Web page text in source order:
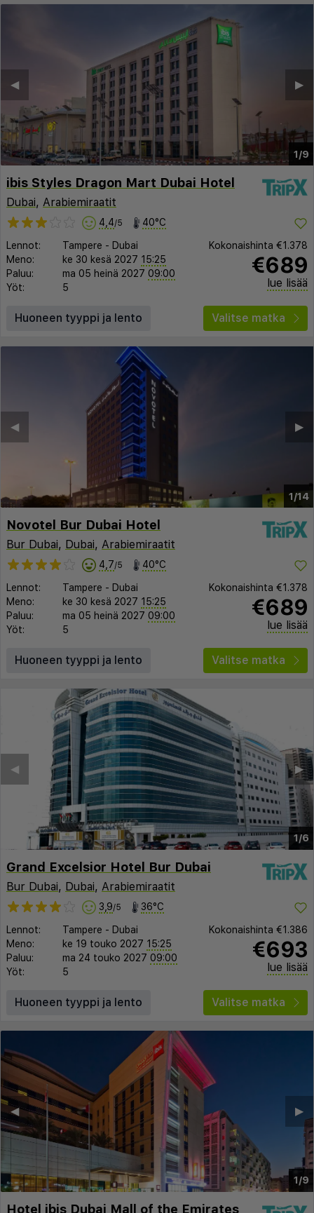
1/9
▶︎
◀︎
ibis Styles Dragon Mart Dubai Hotel
Dubai, Arabiemiraatit
4,4/5 40°C
Lennot: Tampere - Dubai
Meno:
ke 30 kesä 2027 15:25
Paluu:
ma 05 heinä 2027 09:00
Yöt:
5
Kokonaishinta €1.378
€689
lue lisää
Huoneen tyyppi ja lento Valitse matka
1/14
▶︎
◀︎
Novotel Bur Dubai Hotel
Bur Dubai, Dubai, Arabiemiraatit
4,7/5 40°C
Lennot: Tampere - Dubai
Meno:
ke 30 kesä 2027 15:25
Paluu:
ma 05 heinä 2027 09:00
Yöt:
5
Kokonaishinta €1.378
€689
lue lisää
Huoneen tyyppi ja lento Valitse matka
1/6
▶︎
◀︎
Grand Excelsior Hotel Bur Dubai
Bur Dubai, Dubai, Arabiemiraatit
3,9/5 36°C
Lennot: Tampere - Dubai
Meno:
ke 19 touko 2027 15:25
Paluu:
ma 24 touko 2027 09:00
Yöt:
5
Kokonaishinta €1.386
€693
lue lisää
Huoneen tyyppi ja lento Valitse matka
1/9
▶︎
◀︎
Hotel ibis Dubai Mall of the Emirates